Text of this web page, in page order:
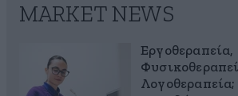
MARKET NEWS
Εργοθεραπεία,